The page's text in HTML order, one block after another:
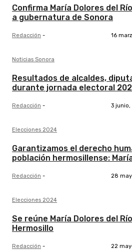
Confirma María Dolores del
a gubernatura de Sonora
Redacción - 16
Noticias Sonora
Resultados de alcaldes,
durante jornada electoral
Redacción - 3
Elecciones 2024
Garantizamos el derecho
población hermosillense:
Redacción - 28
Elecciones 2024
Se reúne María Dolores del
Hermosillo
Redacción - 22